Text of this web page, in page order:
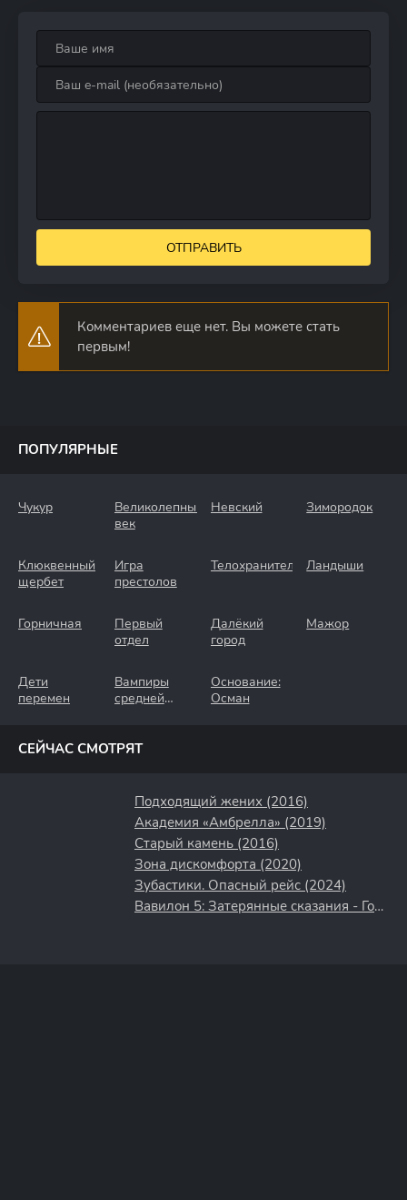
ОТПРАВИТЬ
Комментариев еще нет. Вы можете стать
первым!
ПОПУЛЯРНЫЕ
Чукур
Великолепный
век
Невский Зимородок
Клюквенный
щербет
Игра
престолов
Телохранители Ландыши
Горничная
Первый
отдел
Далёкий
город
Мажор
Дети
перемен
Вампиры
средней
Основание:
Осман
СЕЙЧАС СМОТРЯТ
Подходящий жених (2016)
Академия «Амбрелла» (2019)
Старый камень (2016)
Зона дискомфорта (2020)
Зубастики. Опасный рейс (2024)
Вавилон 5: Затерянные сказания - Голоса во тьме (2007)